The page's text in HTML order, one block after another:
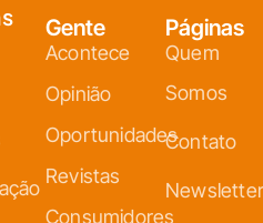
Gente
Acontece
Opinião
Oportunidades
Revistas
Consumidores
Páginas
Quem
Somos
Contato
Newsletter